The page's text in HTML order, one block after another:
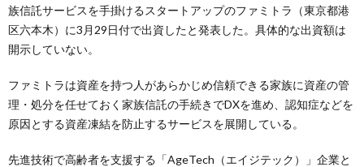
族信託サービスを手掛けるスタートアップのファミトラ（東京都港
区六本木）に3月29日付で出資したと発表した。具体的な出資額は
開示していない。
ファミトラは資産を持つ人があらかじめ信頼できる家族に資産の管
理・処分を任せておく家族信託の手続きでDXを進め、認知症などを
原因とする資産凍結を防止するサービスを展開している。
先進技術で高齢者を支援する「AgeTech（エイジテック）」企業と